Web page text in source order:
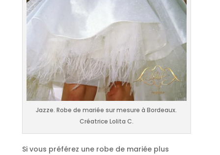
Jazze. Robe de mariée sur mesure à Bordeaux.
Créatrice Lolita C.
Si vous préférez une robe de mariée plus